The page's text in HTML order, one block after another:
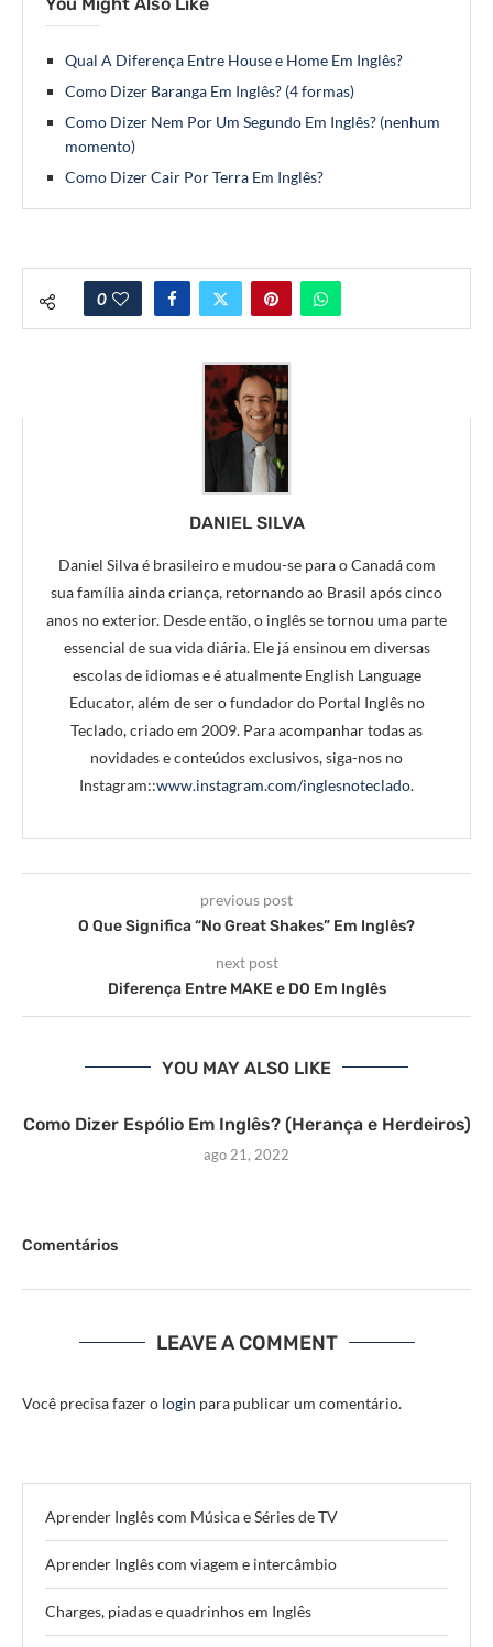
Qual A Diferença Entre House e Home Em Inglês?
Como Dizer Baranga Em Inglês? (4 formas)
Como Dizer Nem Por Um Segundo Em Inglês? (nenhum
momento)
Como Dizer Cair Por Terra Em Inglês?
0
DANIEL SILVA
Daniel Silva é brasileiro e mudou-se para o Canadá com
sua família ainda criança, retornando ao Brasil após cinco
anos no exterior. Desde então, o inglês se tornou uma parte
essencial de sua vida diária. Ele já ensinou em diversas
escolas de idiomas e é atualmente English Language
Educator, além de ser o fundador do Portal Inglês no
Teclado, criado em 2009. Para acompanhar todas as
novidades e conteúdos exclusivos, siga-nos no
Instagram::www.instagram.com/inglesnoteclado.
previous post
O Que Significa “No Great Shakes” Em Inglês?
next post
Diferença Entre MAKE e DO Em Inglês
YOU MAY ALSO LIKE
Como Dizer Espólio Em Inglês? (Herança e Herdeiros)
ago 21, 2022
Comentários
LEAVE A COMMENT
Você precisa fazer o login para publicar um comentário.
Aprender Inglês com Música e Séries de TV
Aprender Inglês com viagem e intercâmbio
Charges, piadas e quadrinhos em Inglês